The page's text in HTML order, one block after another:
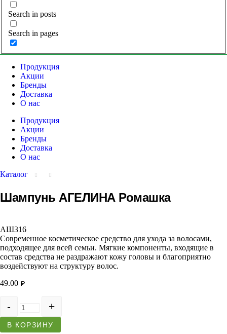
Search in posts
Search in pages
Продукция
Акции
Бренды
Доставка
О нас
Продукция
Акции
Бренды
Доставка
О нас
Каталог
Шампунь АГЕЛИНА Ромашка
АШ316
Современное косметическое средство для ухода за волосами,
подходящее для всей семьи. Мягкие компоненты, входящие в
состав средства не раздражают кожу головы и благоприятно
воздействуют на структуру волос.
49.00 ₽
В КОРЗИНУ